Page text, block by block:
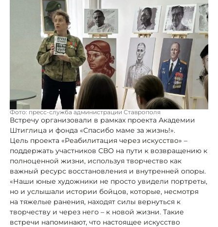
Фото: пресс-служба администрации Ставрополя
Встречу организовали в рамках проекта Академии
Штиглица и фонда «Спасибо маме за жизнь!».
Цель проекта «Реабилитация через искусство» –
поддержать участников СВО на пути к возвращению к
полноценной жизни, используя творчество как
важный ресурс восстановления и внутренней опоры.
«Наши юные художники не просто увидели портреты,
но и услышали истории бойцов, которые, несмотря
на тяжелые ранения, находят силы вернуться к
творчеству и через него – к новой жизни. Такие
встречи напоминают, что настоящее искусство